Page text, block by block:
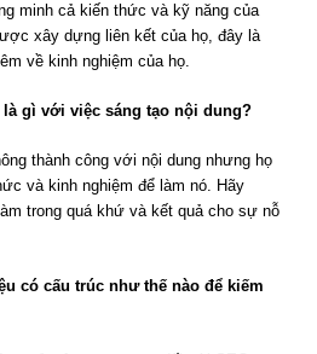
minh cả kiến thức và kỹ năng của
xây dựng liên kết của họ, đây là
về kinh nghiệm của họ.
gì với việc sáng tạo nội dung?
thành công với nội dung nhưng họ
và kinh nghiệm để làm nó. Hãy
trong quá khứ và kết quả cho sự nỗ
có cấu trúc như thế nào để kiếm